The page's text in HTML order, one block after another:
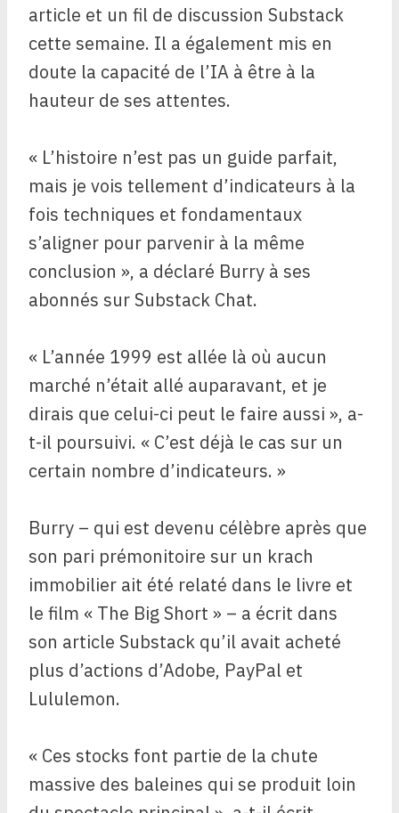
article et un fil de discussion Substack
cette semaine. Il a également mis en
doute la capacité de l’IA à être à la
hauteur de ses attentes.
« L’histoire n’est pas un guide parfait,
mais je vois tellement d’indicateurs à la
fois techniques et fondamentaux
s’aligner pour parvenir à la même
conclusion », a déclaré Burry à ses
abonnés sur Substack Chat.
« L’année 1999 est allée là où aucun
marché n’était allé auparavant, et je
dirais que celui-ci peut le faire aussi », a-
t-il poursuivi. « C’est déjà le cas sur un
certain nombre d’indicateurs. »
Burry – qui est devenu célèbre après que
son pari prémonitoire sur un krach
immobilier ait été relaté dans le livre et
le film « The Big Short » – a écrit dans
son article Substack qu’il avait acheté
plus d’actions d’Adobe, PayPal et
Lululemon.
« Ces stocks font partie de la chute
massive des baleines qui se produit loin